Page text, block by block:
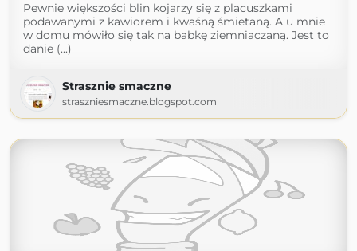
Pewnie większości blin kojarzy się z placuszkami
podawanymi z kawiorem i kwaśną śmietaną. A u mnie
w domu mówiło się tak na babkę ziemniaczaną. Jest to
danie (...)
Strasznie smaczne
straszniesmaczne.blogspot.com